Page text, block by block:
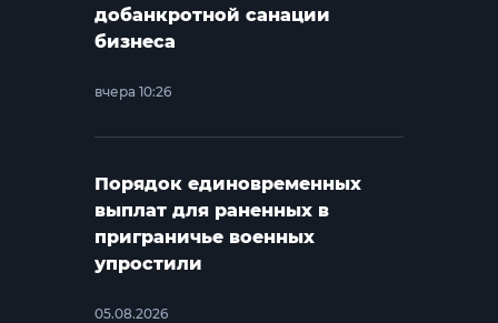
добанкротной санации
бизнеса
вчера 10:26
Порядок единовременных
выплат для раненных в
приграничье военных
упростили
05.08.2026